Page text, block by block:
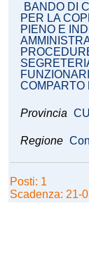
BANDO DI
PER LA
PIENO E
COMPARTO
Provincia
Regione
Posti: 1
Scadenza: 21-